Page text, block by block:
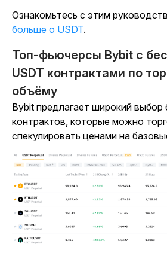
Ознакомьтесь с этим
больше о USDT.
Топ-фьючерсы Bybit с
USDT контрактами по
объёму
Bybit предлагает широкий выбор
контрактов, которые можно
спекулировать ценами на